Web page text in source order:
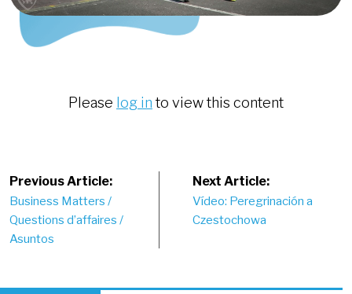
Please log in to view this content
Post
navigation
Previous Article:
Business Matters /
Questions d’affaires /
Asuntos
Next Article:
Vídeo: Peregrinación a
Czestochowa